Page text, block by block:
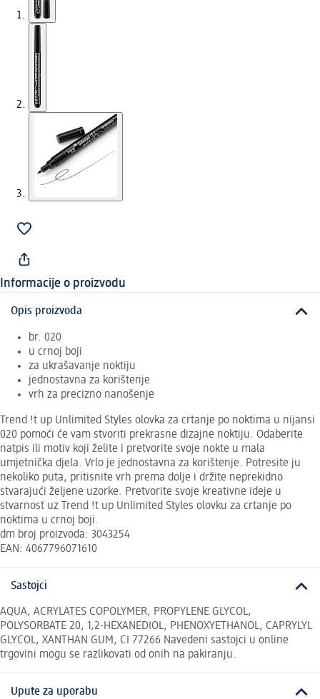
Informacije o proizvodu
Opis proizvoda
br. 020
u crnoj boji
za ukrašavanje noktiju
jednostavna za korištenje
vrh za precizno nanošenje
Trend !t up Unlimited Styles olovka za crtanje po noktima u nijansi
020 pomoći će vam stvoriti prekrasne dizajne noktiju. Odaberite
natpis ili motiv koji želite i pretvorite svoje nokte u mala
umjetnička djela. Vrlo je jednostavna za korištenje. Potresite ju
nekoliko puta, pritisnite vrh prema dolje i držite neprekidno
stvarajući željene uzorke. Pretvorite svoje kreativne ideje u
stvarnost uz Trend !t up Unlimited Styles olovku za crtanje po
noktima u crnoj boji.
dm broj proizvoda: 3043254
EAN: 4067796071610
Sastojci
AQUA, ACRYLATES COPOLYMER, PROPYLENE GLYCOL,
POLYSORBATE 20, 1,2-HEXANEDIOL, PHENOXYETHANOL, CAPRYLYL
GLYCOL, XANTHAN GUM, CI 77266 Navedeni sastojci u online
trgovini mogu se razlikovati od onih na pakiranju.
Upute za uporabu